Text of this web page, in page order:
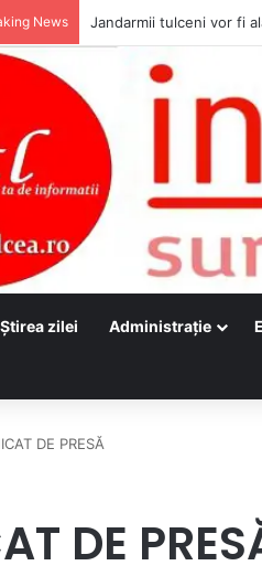
News Jandarmii tulceni vor fi
Ştirea zilei Administraţie
DE PRESĂ
DE